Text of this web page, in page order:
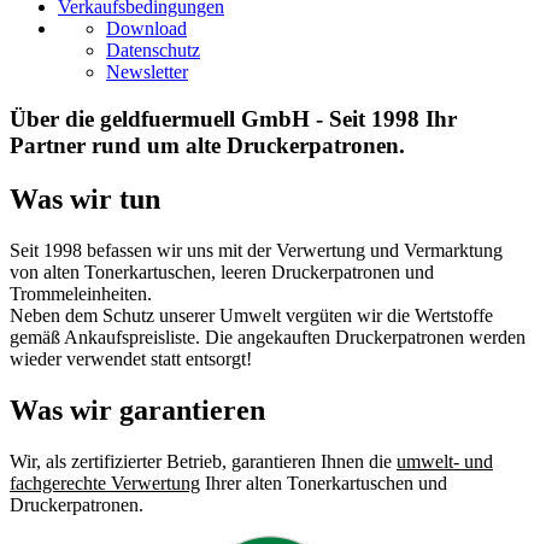
Verkaufsbedingungen
Download
Datenschutz
Newsletter
Über die geldfuermuell GmbH - Seit 1998 Ihr
Partner rund um alte Druckerpatronen.
Was wir tun
Seit 1998 befassen wir uns mit der Verwertung und Vermarktung
von alten Tonerkartuschen, leeren Druckerpatronen und
Trommeleinheiten.
Neben dem Schutz unserer Umwelt vergüten wir die Wertstoffe
gemäß Ankaufspreisliste. Die angekauften Druckerpatronen werden
wieder verwendet statt entsorgt!
Was wir garantieren
Wir, als zertifizierter Betrieb, garantieren Ihnen die umwelt- und
fachgerechte Verwertung Ihrer alten Tonerkartuschen und
Druckerpatronen.